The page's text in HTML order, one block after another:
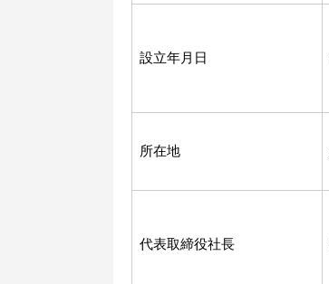
設立年月日
所在地
代表取締役社長